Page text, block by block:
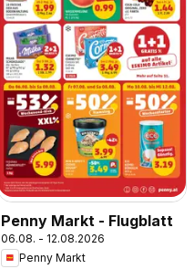
Penny Markt - Flugblatt
06.08. - 12.08.2026
Penny Markt